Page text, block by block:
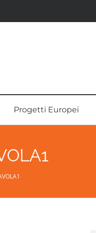
Progetti Europei